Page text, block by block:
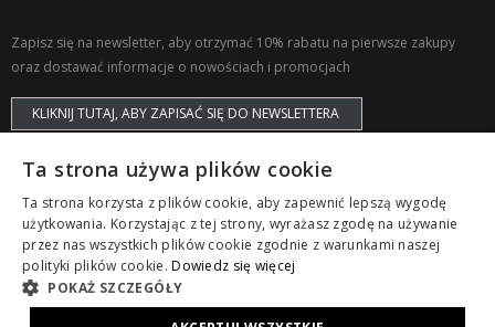
Zapisz się na newsletter, aby otrzymać 10% rabatu na pierwsze zakupy
oraz dostawać informacje o nowościach i promocjach
KLIKNIJ TUTAJ, ABY ZAPISAĆ SIĘ DO NEWSLETTERA
Copyright © ZAPS. All Rights Reserved.
Ta strona używa plików cookie
Ta strona korzysta z plików cookie, aby zapewnić lepszą wygodę
użytkowania. Korzystając z tej strony, wyrażasz zgodę na używanie
przez nas wszystkich plików cookie zgodnie z warunkami naszej
polityki plików cookie.Dowiedz się więcej
POKAŻ SZCZEGÓŁY